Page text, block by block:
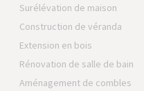
Surélévation de maison
Construction de véranda
Extension en bois
Rénovation de salle de bain
Aménagement de combles